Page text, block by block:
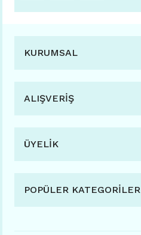
KURUMSAL
ALIŞVERİŞ
ÜYELİK
POPÜLER KATEGORİLER